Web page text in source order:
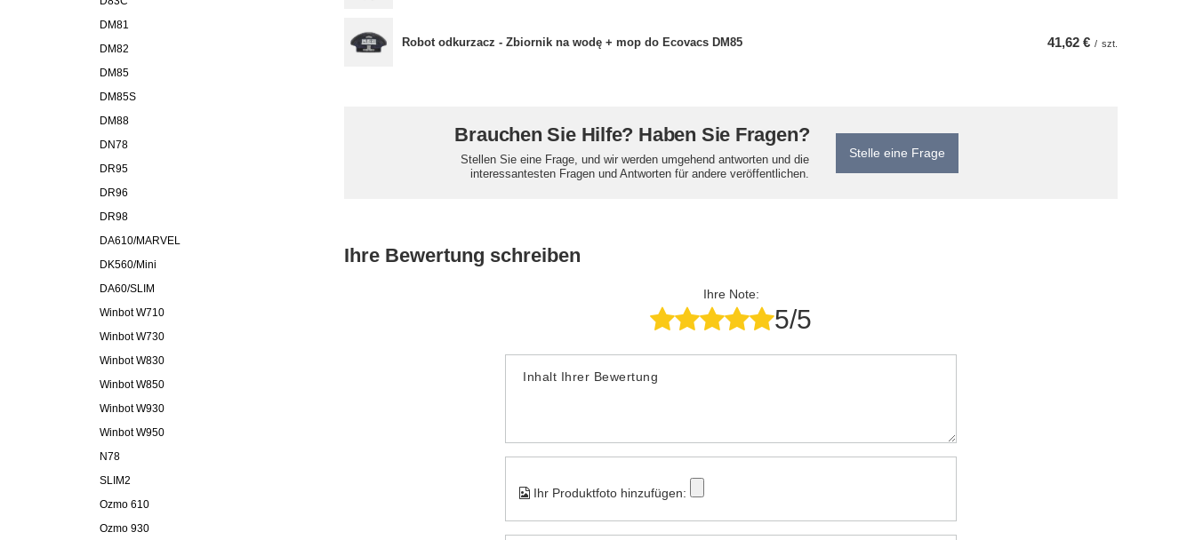
DM81
DM82
DM85
DM85S
DM88
DN78
DR95
DR96
DR98
DA610/MARVEL
DK560/Mini
DA60/SLIM
Winbot W710
Winbot W730
Winbot W830
Winbot W850
Winbot W930
Winbot W950
N78
SLIM2
Ozmo 610
Ozmo 930
Robot odkurzacz - Zbiornik na wodę + mop do Ecovacs DM85 41,62 € / szt.
Brauchen Sie Hilfe? Haben Sie Fragen?
Stellen Sie eine Frage, und wir werden umgehend antworten und die
interessantesten Fragen und Antworten für andere veröffentlichen.
Stelle eine Frage
Ihre Bewertung schreiben
Ihre Note:
5/5
Inhalt Ihrer Bewertung
Ihr Produktfoto hinzufügen: